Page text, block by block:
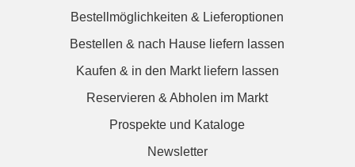
Bestellmöglichkeiten & Lieferoptionen
Bestellen & nach Hause liefern lassen
Kaufen & in den Markt liefern lassen
Reservieren & Abholen im Markt
Prospekte und Kataloge
Newsletter